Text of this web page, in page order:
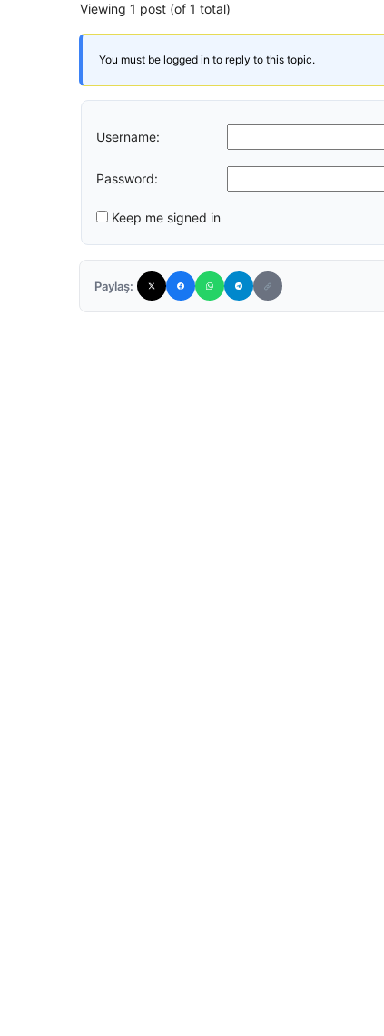
Viewing 1 post (of 1 total)
You must be logged in to reply to this topic.
Username:
Password:
Keep me signed in
Paylaş: